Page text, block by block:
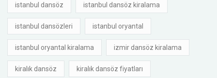
istanbul dansöz istanbul dansöz kiralama
istanbul dansözleri istanbul oryantal
istanbul oryantal kiralama izmir dansöz kiralama
kiralık dansöz kiralık dansöz fiyatları